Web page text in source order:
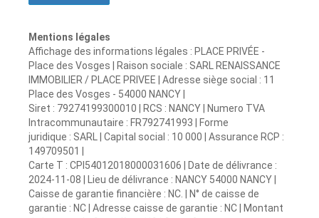
Mentions légales
Affichage des informations légales : PLACE PRIVÉE -
Place des Vosges | Raison sociale : SARL RENAISSANCE
IMMOBILIER / PLACE PRIVEE | Adresse siège social : 11
Place des Vosges - 54000 NANCY |
Siret : 79274199300010 | RCS : NANCY | Numero TVA
Intracommunautaire : FR792741993 | Forme
juridique : SARL | Capital social : 10 000 | Assurance RCP :
149709501 |
Carte T : CPI54012018000031606 | Date de délivrance :
2024-11-08 | Lieu de délivrance : NANCY 54000 NANCY |
Caisse de garantie financière : NC. | N° de caisse de
garantie : NC | Adresse caisse de garantie : NC | Montant